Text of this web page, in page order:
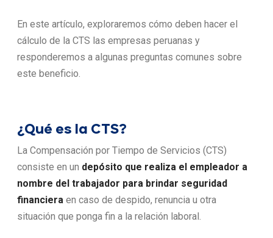
En este artículo, exploraremos cómo deben hacer el
cálculo de la CTS las empresas peruanas y
responderemos a algunas preguntas comunes sobre
este beneficio.
¿Qué es la CTS?
La Compensación por Tiempo de Servicios (CTS)
consiste en un depósito que realiza el empleador a
nombre del trabajador para brindar seguridad
financiera en caso de despido, renuncia u otra
situación que ponga fin a la relación laboral.